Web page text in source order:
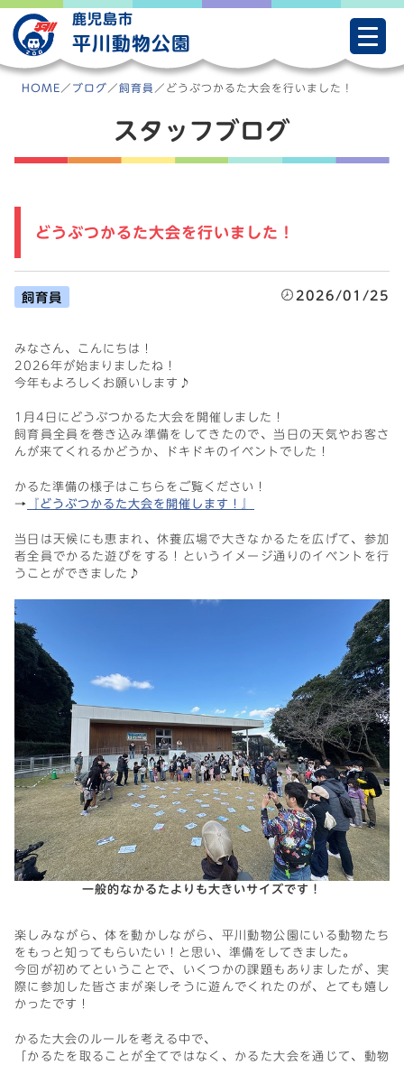
Skip
to
content
鹿児島市
平川動物公園
HOME ／ ブログ ／飼育員 ／ どうぶつかるた大会を行いました！
スタッフブログ
どうぶつかるた大会を行いました！
飼育員 2026/01/25
みなさん、こんにちは！
2026年が始まりましたね！
今年もよろしくお願いします♪
1月4日にどうぶつかるた大会を開催しました！
飼育員全員を巻き込み準備をしてきたので、当日の天気やお客さ
んが来てくれるかどうか、ドキドキのイベントでした！
かるた準備の様子はこちらをご覧ください！
→
『どうぶつかるた大会を開催します！』
当日は天候にも恵まれ、休養広場で大きなかるたを広げて、参加
者全員でかるた遊びをする！というイメージ通りのイベントを行
うことができました♪
一般的なかるたよりも大きいサイズです！
楽しみながら、体を動かしながら、平川動物公園にいる動物たち
をもっと知ってもらいたい！と思い、準備をしてきました。
今回が初めてということで、いくつかの課題もありましたが、実
際に参加した皆さまが楽しそうに遊んでくれたのが、とても嬉し
かったです！
かるた大会のルールを考える中で、
「かるたを取ることが全てではなく、かるた大会を通じて、動物